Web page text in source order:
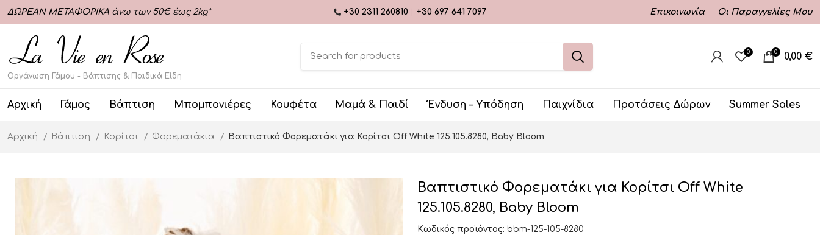
ΔΩΡΕΑΝ ΜΕΤΑΦΟΡΙΚΑ άνω των 50€ έως 2kg* +30 2311 260810 +30 697 641 7097 Επικοινωνία Οι Παραγγελίες Μου
Οργάνωση Γάμου - Βάπτισης & Παιδικά Είδη
0 0 0,00 €
Αρχική Γάμος Βάπτιση Μπομπονιέρες Κουφέτα Μαμά & Παιδί Ένδυση – Υπόδηση Παιχνίδια Προτάσεις Δώρων Summer Sales
Αρχική Βάπτιση Κορίτσι Φορεματάκια Βαπτιστικό Φορεματάκι για Κορίτσι Off White 125.105.8280, Baby Bloom
Βαπτιστικό Φορεματάκι για Κορίτσι Off White
125.105.8280, Baby Bloom
Κωδικός προϊόντος: bbm-125-105-8280